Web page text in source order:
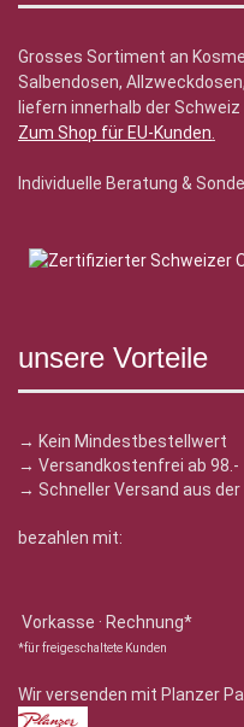
Grosses Sortiment an
Salbendosen,
liefern innerhalb der
Zum Shop für EU-Kunden
Individuelle Beratung &
unsere Vorteile
→ Kein Mindestbestellwert
→ Versandkostenfrei ab 98.-
→ Schneller Versand aus der
bezahlen mit:
Vorkasse · Rechnung*
*für freigeschaltete Kunden
Wir versenden mit Planzer